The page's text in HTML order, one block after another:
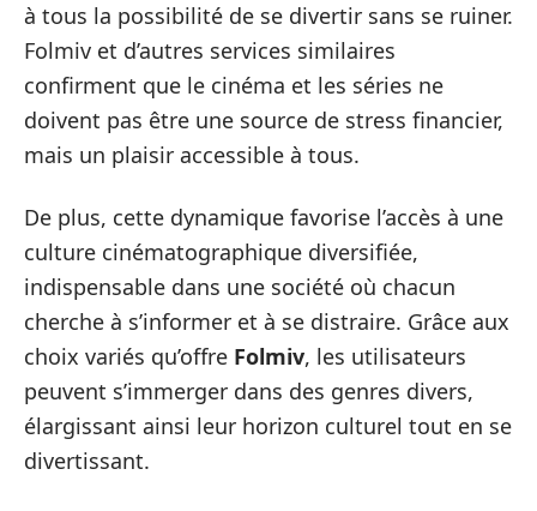
à tous la possibilité de se divertir sans se ruiner.
Folmiv et d’autres services similaires
confirment que le cinéma et les séries ne
doivent pas être une source de stress financier,
mais un plaisir accessible à tous.
De plus, cette dynamique favorise l’accès à une
culture cinématographique diversifiée,
indispensable dans une société où chacun
cherche à s’informer et à se distraire. Grâce aux
choix variés qu’offre Folmiv, les utilisateurs
peuvent s’immerger dans des genres divers,
élargissant ainsi leur horizon culturel tout en se
divertissant.